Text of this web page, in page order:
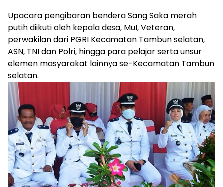
Upacara pengibaran bendera Sang Saka merah
putih diikuti oleh kepala desa, MuI, Veteran,
perwakilan dari PGRI Kecamatan Tambun selatan,
ASN, TNI dan Polri, hingga para pelajar serta unsur
elemen masyarakat lainnya se-Kecamatan Tambun
selatan.